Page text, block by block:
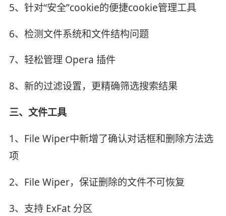
5、针对“安全”cookie的便捷cookie管理工具
6、检测文件系统和文件结构问题
7、轻松管理 Opera 插件
8、新的过滤设置，更精确筛选搜索结果
三、文件工具
1、File Wiper中新增了确认对话框和删除方法选
项
2、File Wiper，保证删除的文件不可恢复
3、支持 ExFat 分区